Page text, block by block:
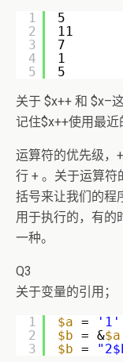
1
2
3
4
5
5
11
7
1
5
关于 $x++ 和 $x–
记住$x++使用最近
运算符的优先级，
行 + 。关于运算符
括号来让我们的程
用于执行的，有的
一种。
Q3
关于变量的引用；
1
2
3
$a = '1'
$b = &$a
$b =